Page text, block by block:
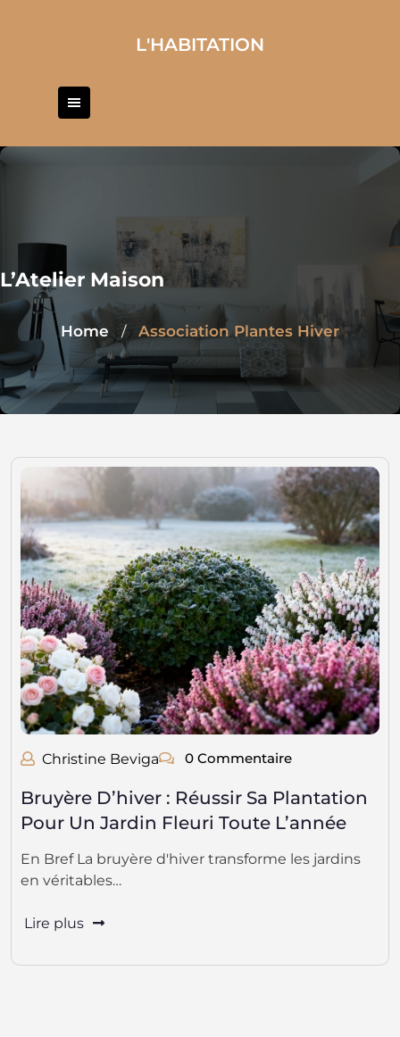
L'HABITATION
L’Atelier Maison
Home / Association Plantes Hiver
Christine Beviga 0 Commentaire
Bruyère D’hiver : Réussir Sa Plantation
Pour Un Jardin Fleuri Toute L’année
En Bref La bruyère d'hiver transforme les jardins
en véritables…
Lire plus